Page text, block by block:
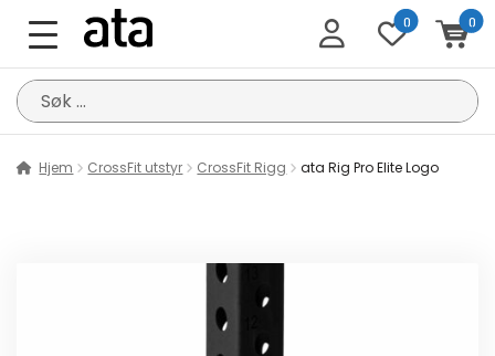
0 0
Søk
etter:
Hjem CrossFit utstyr CrossFit Rigg ata Rig Pro Elite Logo